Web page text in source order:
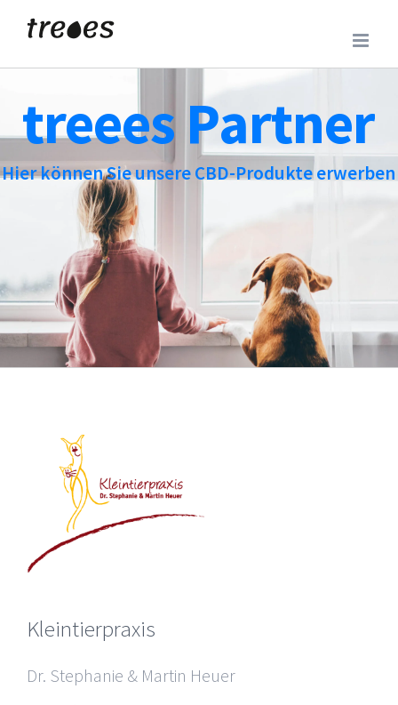
Skip
treees Partner
Hier können Sie unsere CBD-Produkte erwerben
Kleintierpraxis
Dr. Stephanie & Martin Heuer